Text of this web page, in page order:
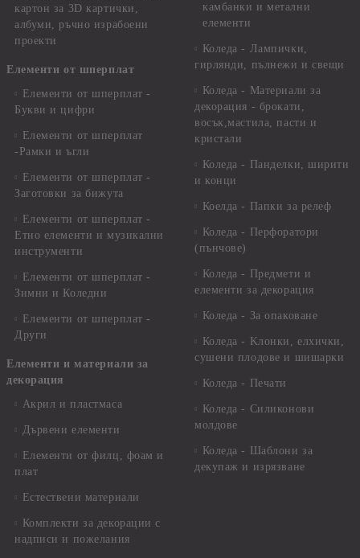
картон за 3D картички,
албуми, ръчно израбоени
проекти
Елементи от шперплат
Елементи от шперплат -
Букви и цифри
Елементи от шперплат
-Рамки и ъгли
Елементи от шперплат -
Заготовки за бижута
Елементи от шперплат -
Етно елементи и музикални
инструменти
Елементи от шперплат -
Зимни и Коледни
Елементи от шперплат -
Други
Елементи и материали за
декорация
Акрил и пластмаса
Дървени елементи
Елементи от филц, фоам и
плат
Естествени материали
Комплекти за декорации с
надписи и пожелания
камбанки и метални
елементи
Коледа - Лампички,
гирлянди, пълнежи и свещи
Коледа - Материали за
декорация - брокати,
восък,мастила, пасти и
кристали
Коледа - Панделки, ширити
и конци
Коелда - Папки за релеф
Коледа - Перфоратори
(пънчове)
Коледа - Предмети и
елементи за декорация
Коледа - За опаковане
Коледа - Kлонки, елхички,
сушени плодове и шишарки
Коледа - Печати
Коледа - Силиконови
молдове
Коледа - Шаблони за
декупаж и изрязване